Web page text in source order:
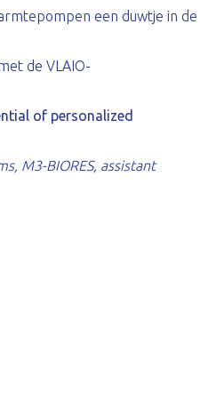
een duwtje in de
de VLAIO-
of personalized
M3-BIORES, assistant